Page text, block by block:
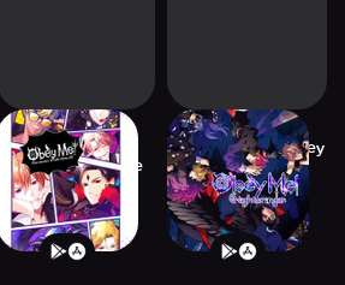
Obey Me! Anime
Otome Sim Game
Otome Games Obey
Me! NB